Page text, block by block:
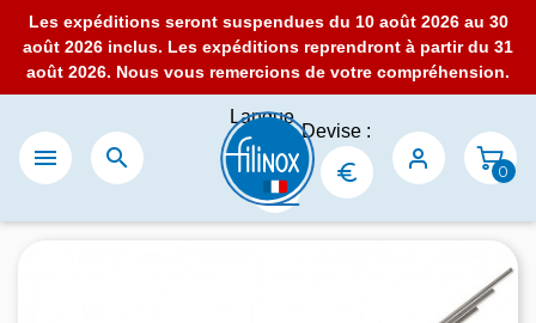
Les expéditions seront suspendues du 10 août 2026 au 30
août 2026 inclus. Les expéditions reprendront à partir du 31
août 2026. Nous vous remercions de votre compréhension.
 
Langue
:
Devise :
0